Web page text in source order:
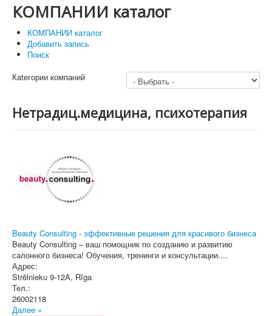
КОМПАНИИ каталог
КОМПАНИИ каталог
Добавить запись
Поиск
Кatегории компаний
Нетрадиц.медицина, психотерапия
Beauty Consulting - эффективные решения для красивого бизнеса
Beauty Consulting – ваш помощник по созданию и развитию
салонного бизнеса! Обучения, тренинги и консультации....
Адрес:
Strēlnieku 9-12A, Rīga
Тел.:
26002118
Далее »